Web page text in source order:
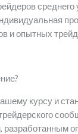
среднего
и опытных
курсу и
разработанным